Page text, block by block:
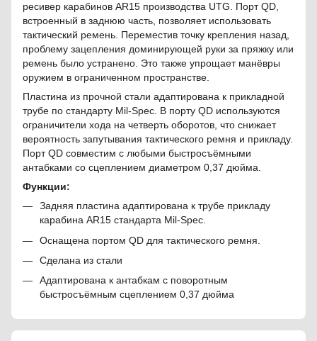
ресивер карабинов AR15 производства UTG. Порт QD,
встроенный в заднюю часть, позволяет использовать
тактический ремень. Переместив точку крепления назад,
проблему зацепления доминирующей руки за пряжку или
ремень было устранено. Это также упрощает манёвры
оружием в ограниченном пространстве.
Пластина из прочной стали адаптирована к прикладной
трубе по стандарту Mil-Spec. В порту QD используются
ограничители хода на четверть оборотов, что снижает
вероятность запутывания тактического ремня и прикладу.
Порт QD совместим с любыми быстросъёмными
антабками со сцеплением диаметром 0,37 дюйма.
Функции:
Задняя пластина адаптирована к трубе прикладу
карабина AR15 стандарта Mil-Spec.
Оснащена портом QD для тактического ремня.
Сделана из стали
Адаптирована к антабкам с поворотным
быстросъёмным сцеплением 0,37 дюйма